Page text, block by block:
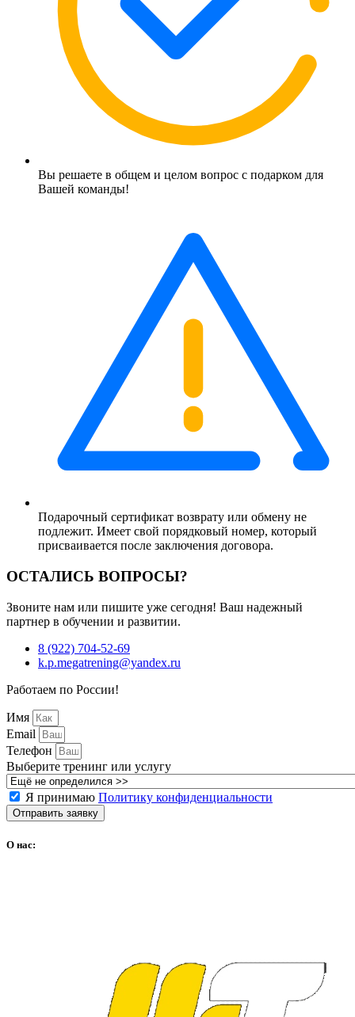
Вы решаете в общем и целом вопрос с подарком для
Вашей команды!
Подарочный сертификат возврату или обмену не
подлежит. Имеет свой порядковый номер, который
присваивается после заключения договора.
ОСТАЛИСЬ ВОПРОСЫ?
Звоните нам или пишите уже сегодня! Ваш надежный
партнер в обучении и развитии.
8 (922) 704-52-69
k.p.megatrening@yandex.ru
Работаем по России!
Имя
Email
Телефон
Выберите тренинг или услугу
Я принимаю Политику конфиденциальности
Отправить заявку
О нас: